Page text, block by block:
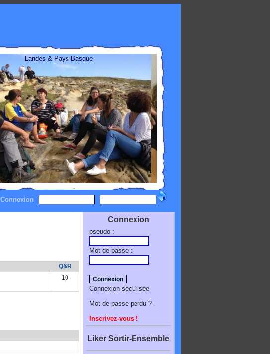
Landes & Pays-Basque
Connexion
Q&R
10
Connexion
pseudo :
Mot de passe :
Connexion sécurisée
Mot de passe perdu ?
Inscrivez-vous !
Liker Sortir-Ensemble